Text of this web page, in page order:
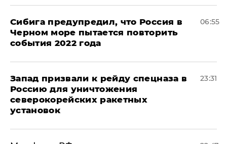
Сибига предупредил, что Россия в
Черном море пытается повторить
события 2022 года
06:55
Запад призвали к рейду спецназа в
Россию для уничтожения
северокорейских ракетных
установок
23:31